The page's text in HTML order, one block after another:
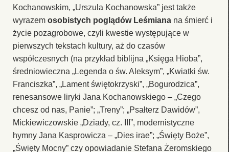
Kochanowskim, „Urszula Kochanowska” jest także
wyrazem osobistych poglądów Leśmiana na śmierć i
życie pozagrobowe, czyli kwestie występujące w
pierwszych tekstach kultury, aż do czasów
współczesnych (na przykład biblijna „Księga Hioba”,
średniowieczna „Legenda o św. Aleksym”, „Kwiatki św.
Franciszka”, „Lament świętokrzyski”, „Bogurodzica”,
renesansowe liryki Jana Kochanowskiego – „Czego
chcesz od nas, Panie”; „Treny”; „Psałterz Dawidów”,
Mickiewiczowskie „Dziady, cz. III”, modernistyczne
hymny Jana Kasprowicza – „Dies irae”; „Święty Boże”,
„Święty Mocny” czy opowiadanie Stefana Żeromskiego